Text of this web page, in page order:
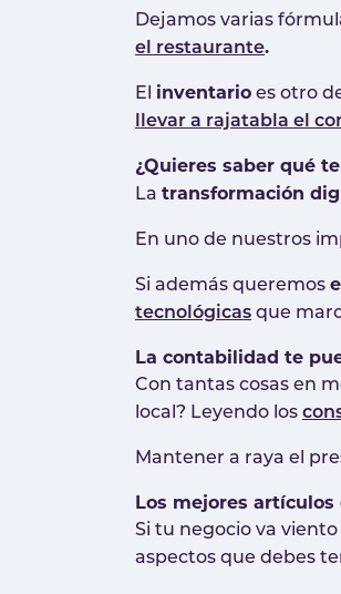
Dejamos varias
el restaurante.
El inventario es otro
llevar a rajatabla el
¿Quieres saber qué
La transformación
En uno de nuestros
Si además queremos
tecnológicas que
La contabilidad te
Con tantas cosas en
local? Leyendo los
Mantener a raya el
Los mejores
Si tu negocio va
aspectos que debes